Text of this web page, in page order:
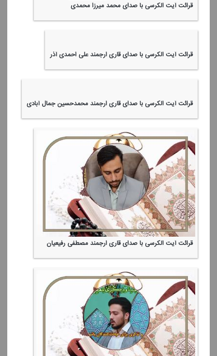
قرائت آیت الكرسی با صدای محمد میرزا محمدی
قرائت آیت الكرسی با صدای قاری ارجمند علی احمدی آذر
قرائت آیت الكرسی با صدای قاری ارجمند محمدحسین جمال آبادی
قرائت آیت الكرسی با صدای قاری ارجمند مصطفی رفیعیان